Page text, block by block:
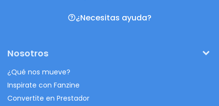
¿Necesitas ayuda?
Nosotros
¿Qué nos mueve?
Inspirate con Fanzine
Convertite en Prestador